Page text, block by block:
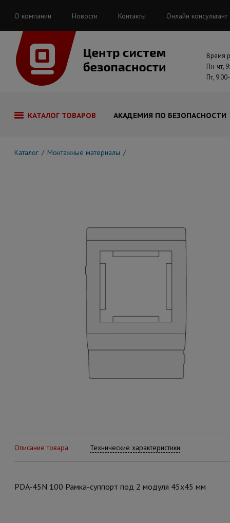
О компании Новости Контакты Онлайн консультант
Время
Пн-чт,
Пт,
КАТАЛОГ ТОВАРОВ АКАДЕМИЯ ПО БЕЗОПАСНОСТИ
Каталог Монтажные материалы
Описание товара Технические характеристики
PDA-45N 100 Рамка-суппорт под 2 модуля 45x45 мм